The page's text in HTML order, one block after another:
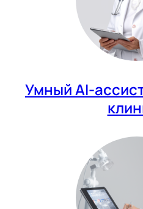
Умный AI-